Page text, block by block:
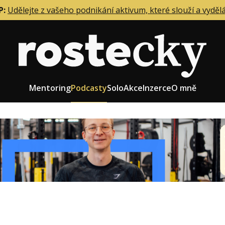
Udělejte z vašeho podnikání aktivum, které slouží a
MentoringPodcastySoloAkceInzerceO mně
firmy
zaměstnanců
Role zakladatele/CEO
Růst firmy